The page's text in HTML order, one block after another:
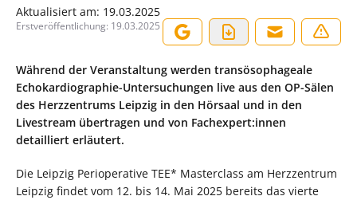
Aktualisiert am: 19.03.2025
Erstveröffentlichung: 19.03.2025
Während der Veranstaltung werden transösophageale
Echokardiographie-Untersuchungen live aus den OP-Sälen
des Herzzentrums Leipzig in den Hörsaal und in den
Livestream übertragen und von Fachexpert:innen
detailliert erläutert.
Die Leipzig Perioperative TEE* Masterclass am Herzzentrum
Leipzig findet vom 12. bis 14. Mai 2025 bereits das vierte